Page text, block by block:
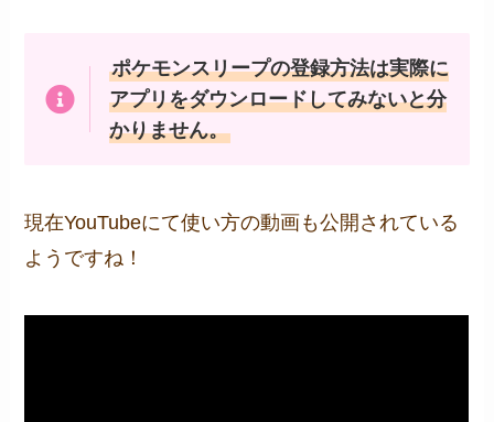
ポケモンスリープの登録方法は実際に
アプリをダウンロードしてみないと分
かりません。
現在YouTubeにて使い方の動画も公開されている
ようですね！